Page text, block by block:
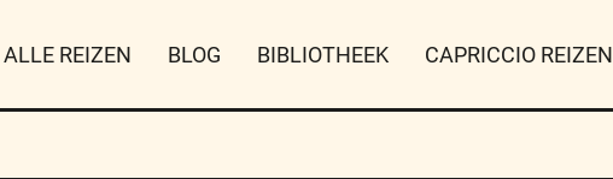
ALLE REIZEN BLOG BIBLIOTHEEK CAPRICCIO REIZEN